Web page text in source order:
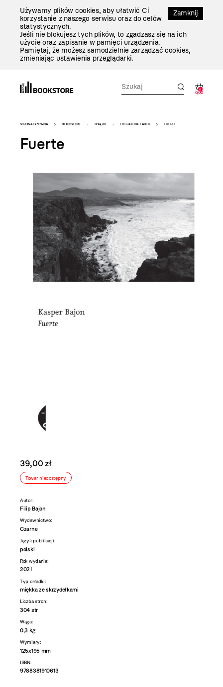
Zamknij
Używamy plików cookies, aby ułatwić Ci
korzystanie z naszego serwisu oraz do celów
statystycznych.
Jeśli nie blokujesz tych plików, to zgadzasz się na ich
użycie oraz zapisanie w pamięci urządzenia.
Pamiętaj, że możesz samodzielnie zarządzać cookies,
zmieniając ustawienia przeglądarki.
0
0,00
Bookstore
-
szablon
szczegóły
STRONA GŁÓWNA BOOKSTORE KSIĄŻKI LITERATURA FAKTU FUERTE
Fuerte
39,00 zł
Towar niedostępny
Autor:
Filip Bajon
Wydawnictwo:
Czarne
Język publikacji:
polski
Rok wydania:
2021
Typ okładki:
miękka ze skrzydełkami
Liczba stron:
304 str
Waga:
0,3 kg
Wymiary:
125x195 mm
ISBN:
9788381910613